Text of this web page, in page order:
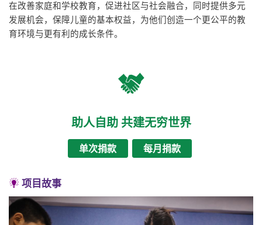
在改善家庭和学校教育，促进社区与社会融合，同时提供多元
发展机会，保障儿童的基本权益，为他们创造一个更公平的教
育环境与更有利的成长条件。
助人自助 共建无穷世界
单次捐款 每月捐款
项目故事